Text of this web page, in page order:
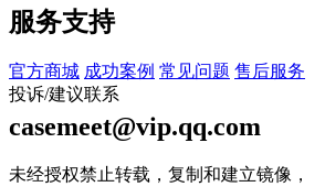
服务支持
官方商城 成功案例 常见问题 售后服务
投诉/建议联系
casemeet@vip.qq.com
未经授权禁止转载，复制和建立镜像，